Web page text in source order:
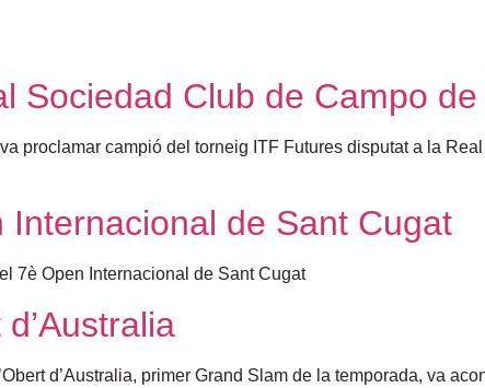
Sociedad Club de Campo
proclamar campió del torneig ITF Futures disputat a la
de Sant Cugat
7è Open Internacional de Sant Cugat
d’Australia, primer Grand Slam de la temporada, va